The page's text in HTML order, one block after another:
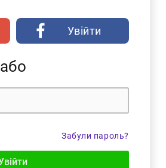
Увійти
або
Забули пароль?